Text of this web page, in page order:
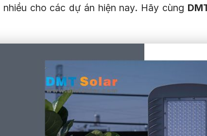
cho các dự án hiện nay. Hãy cùng